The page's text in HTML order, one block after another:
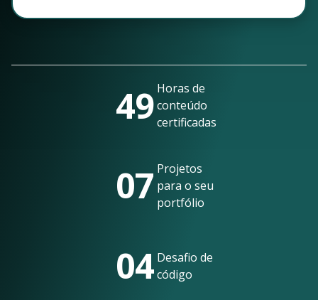
49 Horas de
conteúdo
certificadas
07 Projetos
para o seu
portfólio
04 Desafio de
código